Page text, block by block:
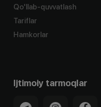
Qo'llab-quvvatlash
Tariflar
Hamkorlar
Ijtimoiy tarmoqlar